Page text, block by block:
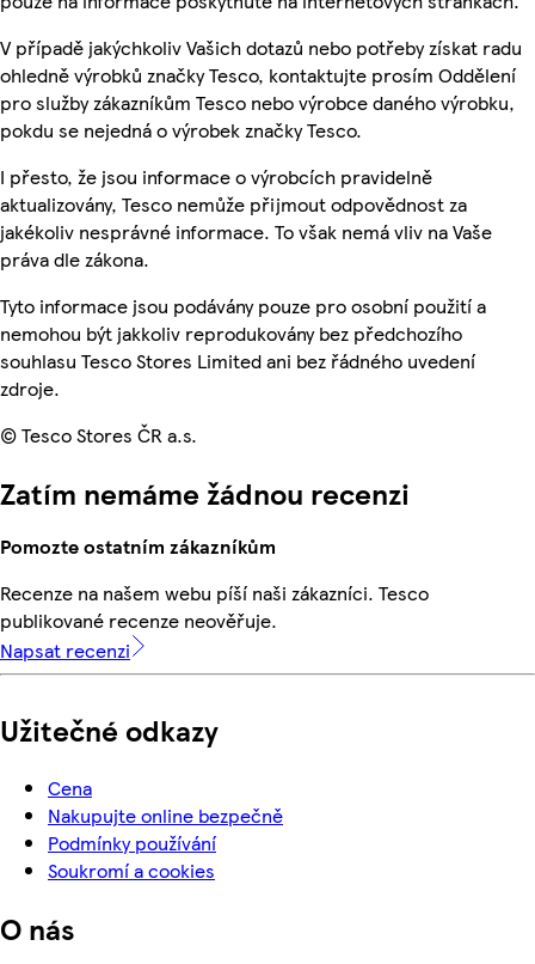
V případě jakýchkoliv Vašich dotazů nebo potřeby získat radu
ohledně výrobků značky Tesco, kontaktujte prosím Oddělení
pro služby zákazníkům Tesco nebo výrobce daného výrobku,
pokdu se nejedná o výrobek značky Tesco.
I přesto, že jsou informace o výrobcích pravidelně
aktualizovány, Tesco nemůže přijmout odpovědnost za
jakékoliv nesprávné informace. To však nemá vliv na Vaše
práva dle zákona.
Tyto informace jsou podávány pouze pro osobní použití a
nemohou být jakkoliv reprodukovány bez předchozího
souhlasu Tesco Stores Limited ani bez řádného uvedení
zdroje.
© Tesco Stores ČR a.s.
Zatím nemáme žádnou recenzi
Pomozte ostatním zákazníkům
Recenze na našem webu píší naši zákazníci. Tesco
publikované recenze neověřuje.
Napsat recenzi
Užitečné odkazy
Cena
Nakupujte online bezpečně
Podmínky používání
Soukromí a cookies
O nás